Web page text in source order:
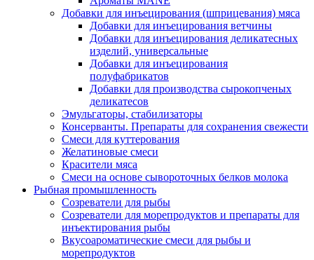
Добавки для инъецирования (шприцевания) мяса
Добавки для инъецирования ветчины
Добавки для инъецирования деликатесных
изделий, универсальные
Добавки для инъецирования
полуфабрикатов
Добавки для производства сырокопченых
деликатесов
Эмульгаторы, стабилизаторы
Консерванты. Препараты для сохранения свежести
Смеси для куттерования
Желатиновые смеси
Красители мяса
Смеси на основе сывороточных белков молока
Рыбная промышленность
Созреватели для рыбы
Созреватели для морепродуктов и препараты для
инъектирования рыбы
Вкусоароматические смеси для рыбы и
морепродуктов